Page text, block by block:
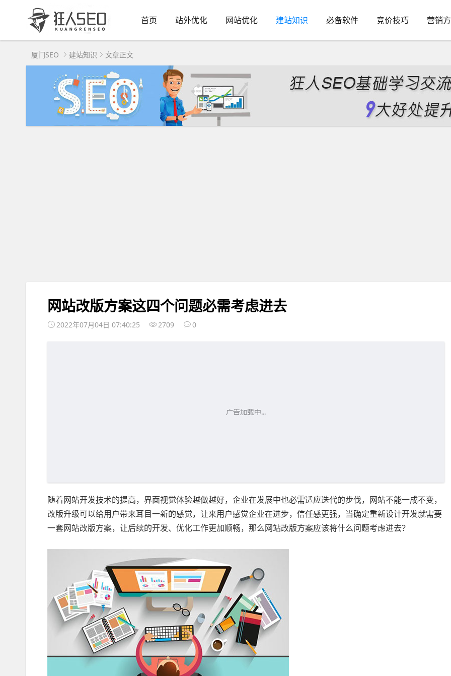
首页 站外优化 网站优化 建站知识 必备软件 竞价技巧 营销
厦门SEO 建站知识 文章正文
网站改版方案这四个问题必需考虑进去
2022年07月04日 07:40:25 2709 0
随着网站开发技术的提高，界面视觉体验越做越好，企业在发展中也必需适应迭代的步伐，网站不能一成不变，
改版升级可以给用户带来耳目一新的感觉，让来用户感觉企业在进步，信任感更强，当确定重新设计开发就需要
一套网站改版方案，让后续的开发、优化工作更加顺畅，那么网站改版方案应该将什么问题考虑进去？